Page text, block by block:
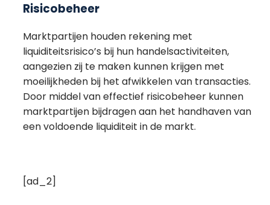
Risicobeheer
Marktpartijen houden rekening met
liquiditeitsrisico’s bij hun handelsactiviteiten,
aangezien zij te maken kunnen krijgen met
moeilijkheden bij het afwikkelen van transacties.
Door middel van effectief risicobeheer kunnen
marktpartijen bijdragen aan het handhaven van
een voldoende liquiditeit in de markt.
[ad_2]